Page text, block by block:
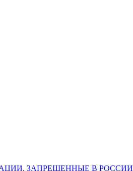
ЗАПРЕЩЕННЫЕ В РОССИИ